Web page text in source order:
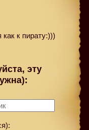
к пирату:)))
эту